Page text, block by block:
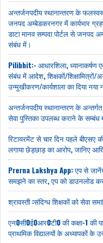
अन्तर्जनपदीय स्थानान्तरण के
जनपद अम्बेडकरनगर में कार्यभार
डाटा मानव सम्पदा पोर्टल से जनपद
संबंध में।
Pilibhit:- आधारशिला, ध्यानाकर्षण
संबंध में आदेश, शिक्षकों/शिक्षामित्रों/
उन्मुखीकरण/कार्यशाला का दिया नया
अन्तर्जनपदीय स्थानान्तरण के
सेवा पुस्तिका उपलब्ध कराने के
रिटायरमेंट से चार दिन पहले बीएसए
लगाया छेड़छाड़ का आरोप, जानिए
Prerna Lakshya App: एप से
समझने का स्तर, एप को डाउनलोड
श्रावस्ती :संदिग्ध शिक्षकों को सेवा
एन0सी0ई0आर0टी0 की कक्षा-1 की
प्राथमिक विद्यालयों के अध्यापकों